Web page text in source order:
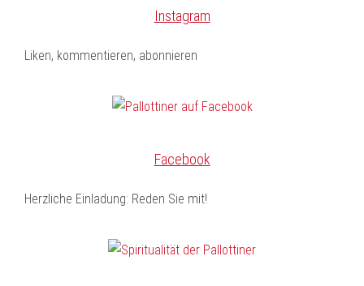
Instagram
Liken, kommentieren, abonnieren
Facebook
Herzliche Einladung: Reden Sie mit!